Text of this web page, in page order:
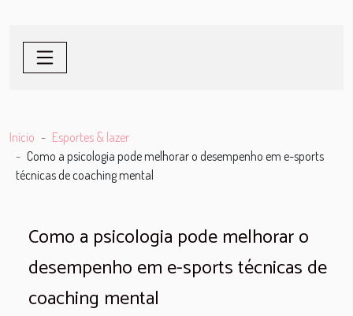
Início
Esportes & lazer
Como a psicologia pode melhorar o desempenho em e-sports
técnicas de coaching mental
Como a psicologia pode melhorar o
desempenho em e-sports técnicas de
coaching mental